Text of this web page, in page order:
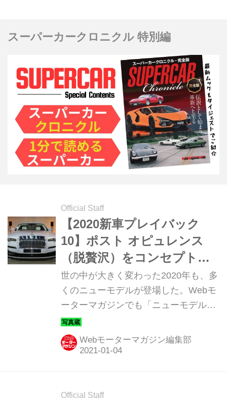
スーパーカークロニクル 特別編
Official Staff
【2020新車プレイバック
10】ポスト オピュレンス
（脱贅沢）をコンセプトに
した「新型ロールス・ロイ
ス ゴースト」
世の中が大きく変わった2020年も、多
くのニューモデルが登場した。Webモ
ーターマガジンでも「ニューモデル写
真蔵」で紹介したモデルから、人気の
あった（閲覧数の多かった）10台を年
末年始スペシャルとしてプレイバッ
Webモーターマガジン編集部
Official Staff